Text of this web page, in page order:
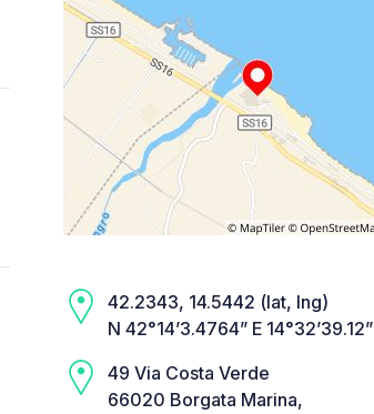
42.2343, 14.5442 (lat, lng)
N 42°14’3.4764” E 14°32’39.12”
49 Via Costa Verde
66020 Borgata Marina,